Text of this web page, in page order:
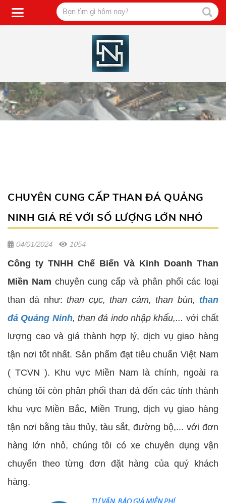
CHUYÊN CUNG CẤP THAN ĐÁ QUẢNG
NINH GIÁ RẺ VỚI SỐ LƯỢNG LỚN NHỎ
04/01/2024 1054
Công ty TNHH Chế Biến Và Kinh Doanh Than
Miền Nam chuyên cung cấp và phân phối các loại
than đá như:than cục, than cám, than bùn,than
đá Quảng Ninh, than đá indo nhập khẩu,... với chất
lượng cao và giá thành hợp lý, dịch vụ giao hàng
tận nơi tốt nhất. Sản phẩm đạt tiêu chuẩn Việt Nam
( TCVN ). Khu vực Miền Nam là chính, ngoài ra
chúng tôi còn phân phối than đá đến các tỉnh thành
khu vực Miền Bắc, Miền Trung, dịch vụ giao hàng
tận nơi bằng tàu thủy, tàu sắt, đường bộ,... với đơn
hàng lớn nhỏ, chúng tôi có xe chuyên dụng vận
chuyển theo từng đơn đặt hàng của quý khách
hàng.